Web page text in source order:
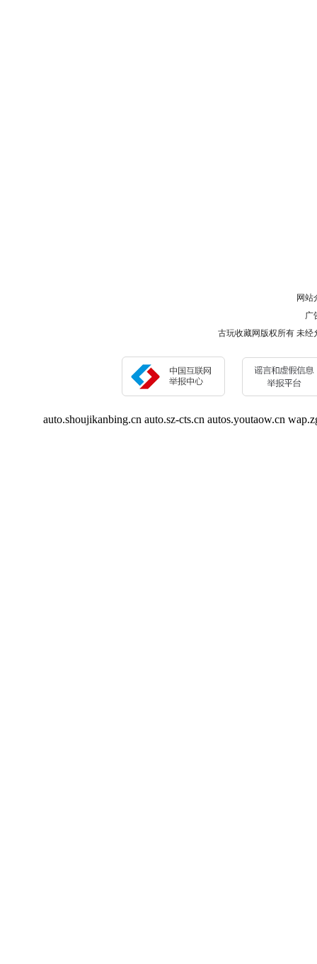
网站
广
古玩收藏网版权所有 未经
auto.shoujikanbing.cn auto.sz-cts.cn autos.youtaow.cn